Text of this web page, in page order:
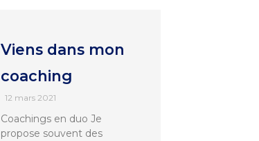
Viens dans mon
coaching
12 mars 2021
Coachings en duo Je
propose souvent des